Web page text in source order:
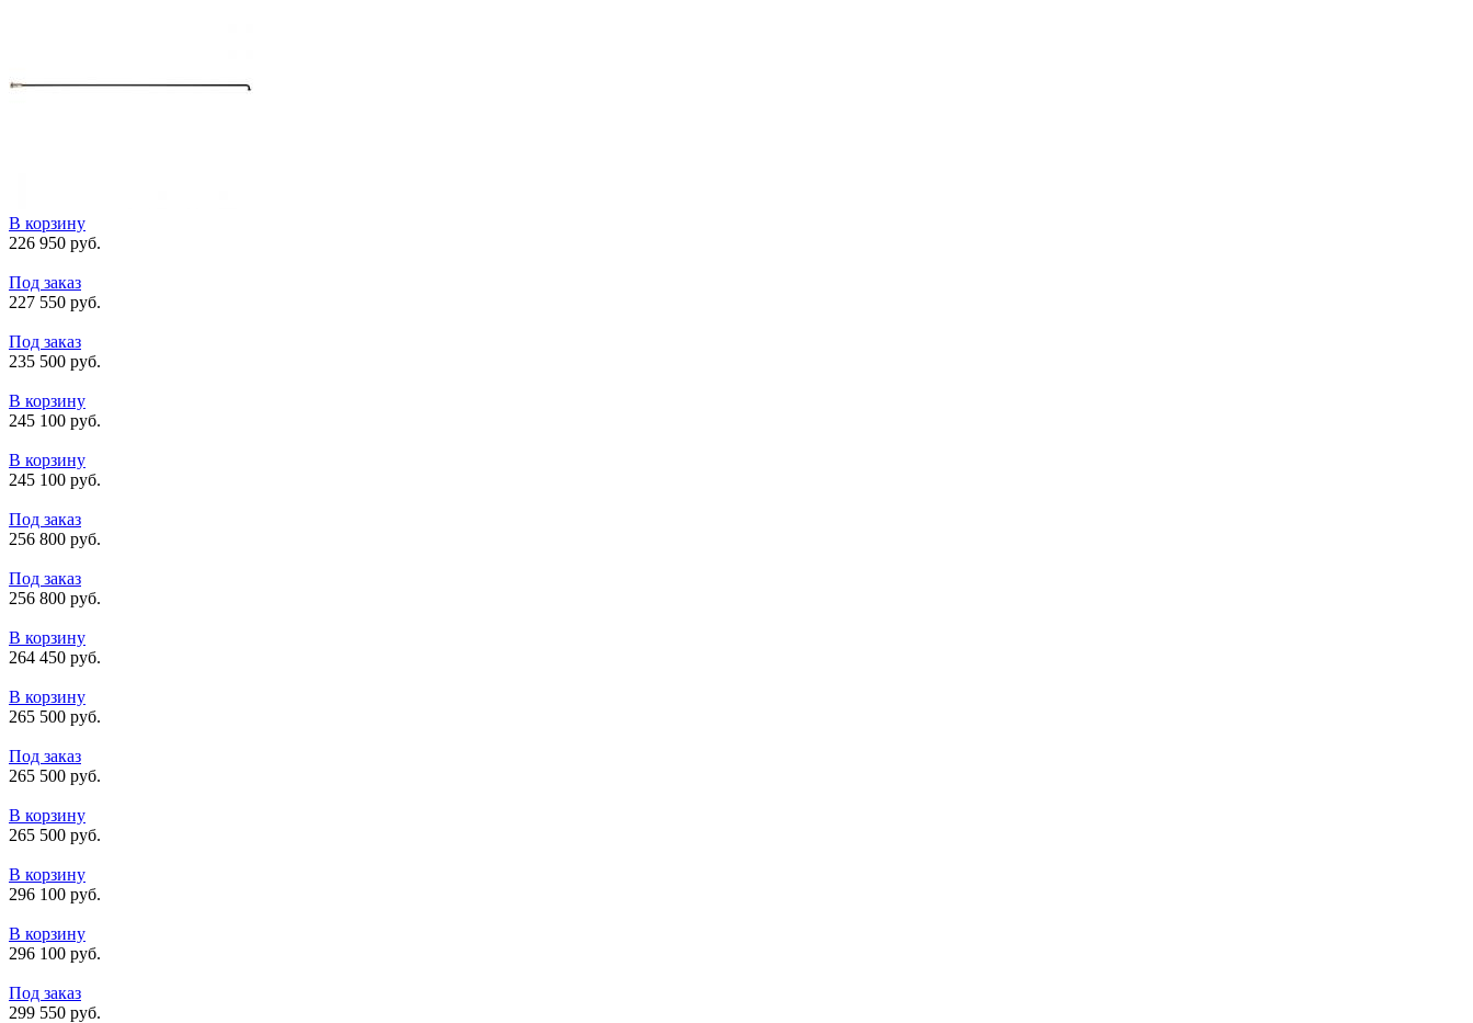
В корзину
226 950 руб.
Под заказ
227 550 руб.
Под заказ
235 500 руб.
В корзину
245 100 руб.
В корзину
245 100 руб.
Под заказ
256 800 руб.
Под заказ
256 800 руб.
В корзину
264 450 руб.
В корзину
265 500 руб.
Под заказ
265 500 руб.
В корзину
265 500 руб.
В корзину
296 100 руб.
В корзину
296 100 руб.
Под заказ
299 550 руб.